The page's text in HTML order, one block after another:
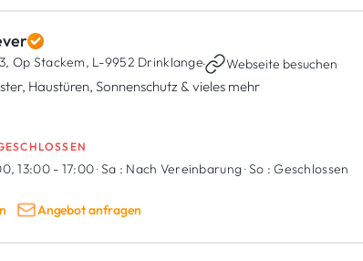
3, Op Stackem, L-9952 Drinklange· Webseite besuchen
Haustüren, Sonnenschutz & vieles mehr
13:00 - 17:00·Sa : Nach Vereinbarung·So : Geschlossen
Angebot anfragen